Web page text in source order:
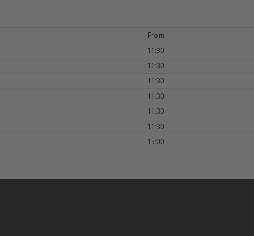
From
11:30
11:30
11:30
11:30
11:30
11:30
15:00